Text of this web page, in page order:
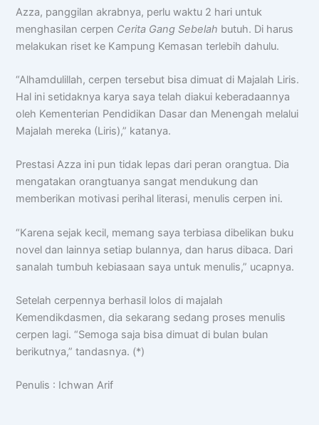
Azza, panggilan akrabnya, perlu waktu 2 hari untuk
menghasilan cerpen Cerita Gang Sebelah butuh. Di harus
melakukan riset ke Kampung Kemasan terlebih dahulu.
“Alhamdulillah, cerpen tersebut bisa dimuat di Majalah Liris.
Hal ini setidaknya karya saya telah diakui keberadaannya
oleh Kementerian Pendidikan Dasar dan Menengah melalui
Majalah mereka (Liris),” katanya.
Prestasi Azza ini pun tidak lepas dari peran orangtua. Dia
mengatakan orangtuanya sangat mendukung dan
memberikan motivasi perihal literasi, menulis cerpen ini.
“Karena sejak kecil, memang saya terbiasa dibelikan buku
novel dan lainnya setiap bulannya, dan harus dibaca. Dari
sanalah tumbuh kebiasaan saya untuk menulis,” ucapnya.
Setelah cerpennya berhasil lolos di majalah
Kemendikdasmen, dia sekarang sedang proses menulis
cerpen lagi. “Semoga saja bisa dimuat di bulan bulan
berikutnya,” tandasnya. (*)
Penulis : Ichwan Arif